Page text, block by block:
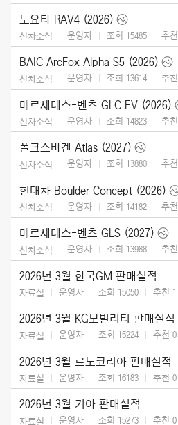
도요타 RAV4 (2026)
신차소식 운영자 조회 15485 추천
BAIC ArcFox Alpha S5 (2026)
신차소식 운영자 조회 13614 추천
메르세데스-벤츠 GLC EV (2026)
신차소식 운영자 조회 14823 추천
폴크스바겐 Atlas (2027)
신차소식 운영자 조회 13880 추천
현대차 Boulder Concept (2026)
신차소식 운영자 조회 14182 추천
메르세데스-벤츠 GLS (2027)
신차소식 운영자 조회 13988 추천
2026년 3월 한국GM 판매실적
자료실 운영자 조회 15050 추천 1
2026년 3월 KG모빌리티 판매실적
자료실 운영자 조회 15224 추천 0
2026년 3월 르노코리아 판매실적
자료실 운영자 조회 16183 추천 0
2026년 3월 기아 판매실적
자료실 운영자 조회 15273 추천 0